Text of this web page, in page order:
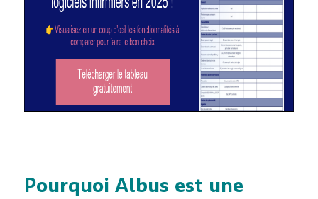
Pourquoi Albus est une